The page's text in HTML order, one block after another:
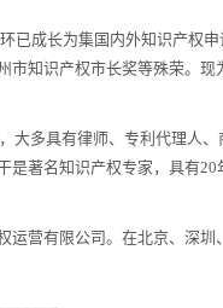
成长为集国内外知识产权
知识产权市长奖等殊荣。
多具有律师、专利代理人
著名知识产权专家，具有
营有限公司。在北京、深